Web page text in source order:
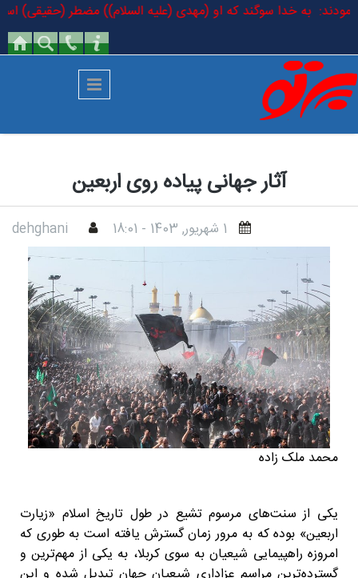
رفتن به محتوای اصلی
فرمودند: به خدا سوگند که او (مهدی (علیه السلام)) مضطر (حقیقی)
آثار جهانی پیاده روی اربعین
1 شهريور, 1403 - 18:01 dehghani
محمد ملک زاده
یکی از سنت‌های مرسوم تشیع در طول تاریخ اسلام «زیارت
اربعین» بوده که به مرور زمان گسترش یافته است به طوری که
امروزه راهپیمایی شیعیان به سوی کربلا، به یکی از مهم‌ترین و